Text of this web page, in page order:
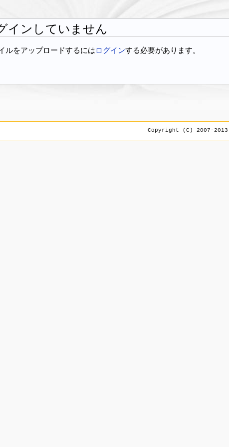
インしていません
ルをアップロードするにはログインする必要があります。
Copyright (C) 2007-2013